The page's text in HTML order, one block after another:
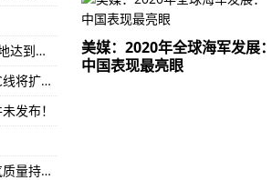
发布之前泄露
M51即将在印度推出
行前的水平
为印度MSME开展跨境贸易
的诺基亚C3 可能即将在印度推出
和iOS上进行
美媒：2020年全球海军发展：
中国表现最亮眼
广州一日成交7宗地收金132亿元 仅一宗宅地达到政府限价
寒潮橙色预警！中东部局地降温超16℃ 0℃线将扩至华南北部
发布！
生态环境部：今年秋冬季重点区域环境空气质量持续改善